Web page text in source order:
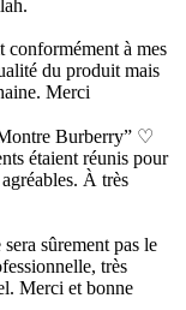
conformément à mes
du produit mais
Merci
Burberry” ♡
étaient réunis pour
À très
sûrement pas le
très
Merci et bonne